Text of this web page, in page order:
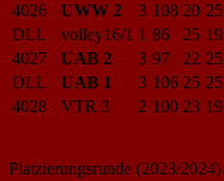
4026
UWW 2 3 108 20 25
DLL
volley16/1 1 86 25 19
4027
UAB 2 3 97 22 25
DLL
UAB 1 3 106 25 25
4028
VTR 3 2 100 23 19
Platzierungsrunde (2023/2024)